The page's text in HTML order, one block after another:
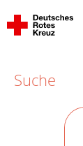
Suche